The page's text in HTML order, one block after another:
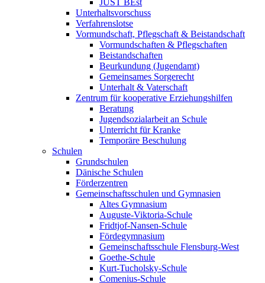
JUST BEst
Unterhaltsvorschuss
Verfahrenslotse
Vormundschaft, Pflegschaft & Beistandschaft
Vormundschaften & Pflegschaften
Beistandschaften
Beurkundung (Jugendamt)
Gemeinsames Sorgerecht
Unterhalt & Vaterschaft
Zentrum für kooperative Erziehungshilfen
Beratung
Jugendsozialarbeit an Schule
Unterricht für Kranke
Temporäre Beschulung
Schulen
Grundschulen
Dänische Schulen
Förderzentren
Gemeinschaftsschulen und Gymnasien
Altes Gymnasium
Auguste-Viktoria-Schule
Fridtjof-Nansen-Schule
Fördegymnasium
Gemeinschaftsschule Flensburg-West
Goethe-Schule
Kurt-Tucholsky-Schule
Comenius-Schule